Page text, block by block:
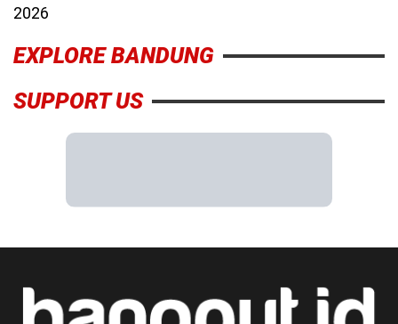
2026
EXPLORE BANDUNG
SUPPORT US